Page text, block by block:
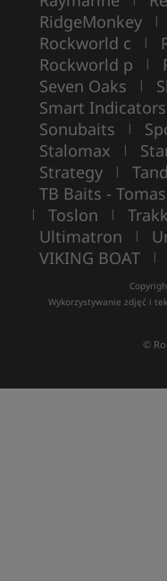
RidgeMonkey |
Rockworld c |
Rockworld p |
Seven Oaks |
Smart Indicators
Sonubaits |
Stalomax |
Strategy |
TB Baits -
| Toslon |
Ultimatron |
VIKING BOAT |
Wykorzystywanie zdjęć i
©